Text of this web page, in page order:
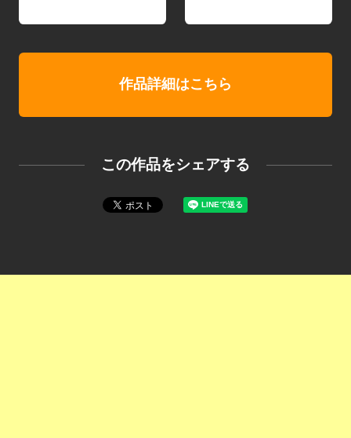
作品詳細はこちら
この作品をシェアする